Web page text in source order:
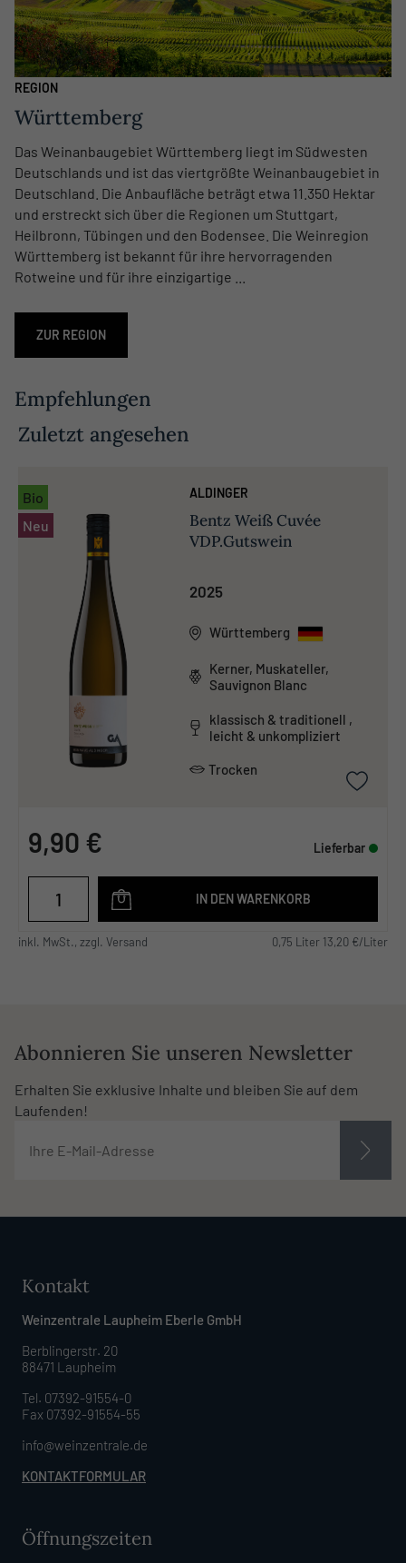
REGION
Württemberg
Das Weinanbaugebiet Württemberg liegt im Südwesten
Deutschlands und ist das viertgrößte Weinanbaugebiet in
Deutschland. Die Anbaufläche beträgt etwa 11.350 Hektar
und erstreckt sich über die Regionen um Stuttgart,
Heilbronn, Tübingen und den Bodensee. Die Weinregion
Württemberg ist bekannt für ihre hervorragenden
Rotweine und für ihre einzigartige ...
ZUR REGION
Empfehlungen
Zuletzt angesehen
Bio
Neu
ALDINGER
Bentz Weiß Cuvée
VDP.Gutswein
2025
Württemberg
Kerner, Muskateller,
Sauvignon Blanc
klassisch & traditionell ,
leicht & unkompliziert
Trocken
9,90 € Lieferbar
IN DEN WARENKORB
inkl. MwSt., zzgl. Versand 0,75 Liter 13,20 €/Liter
Abonnieren Sie unseren Newsletter
Erhalten Sie exklusive Inhalte und bleiben Sie auf dem
Laufenden!
Kontakt
Weinzentrale Laupheim Eberle GmbH
Berblingerstr. 20
88471 Laupheim
Tel. 07392-91554-0
Fax 07392-91554-55
info@weinzentrale.de
KONTAKTFORMULAR
Öffnungszeiten